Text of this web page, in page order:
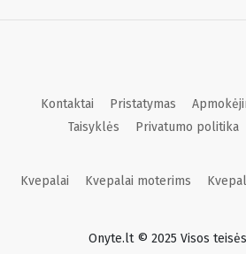
Kontaktai Pristatymas
Taisyklės
Privatumo politika
Kvepalai Kvepalai moterims
Onyte.lt © 2025 Visos